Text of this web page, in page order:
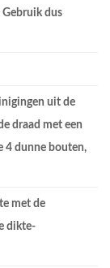
Gebruik dus
uit de
draad met een
4 dunne bouten,
met de
dikte-